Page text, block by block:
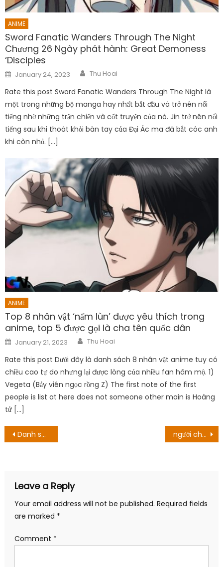
ANIME
Sword Fanatic Wanders Through The Night
Chương 26 Ngày phát hành: Great Demoness
‘Disciples
Posted
on
January 24, 2023 Author
Thu Hoai
Rate this post Sword Fanatic Wanders Through The Night là
một trong những bộ manga hay nhất bắt đầu và trở nên nổi
tiếng nhờ những trận chiến và cốt truyện của nó. Jin trở nên nổi
tiếng sau khi thoát khỏi bàn tay của Đại Ác ma đã bắt cóc anh
khi còn nhỏ. […]
ANIME
Top 8 nhân vật ‘nấm lùn’ được yêu thích trong
anime, top 5 được gọi là cha tên quốc dân
Posted
on
January 21, 2023 Author
Thu Hoai
Rate this post Dưới đây là danh sách 8 nhân vật anime tuy có
chiều cao tự do nhưng lại được lòng của nhiều fan hâm mộ. 1)
Vegeta (Bảy viên ngọc rồng Z) The first note of the first
people is list at here does not someone other main is Hoàng
tử […]
Post
Danh sách anime Netflix tháng 8/2022 đáng xem nhất! người chơi trai của Luisinha Oliveira là ai? Tiết lộ người chơi trai nổi tiếng kín đáo!
Leave a Reply
Your email address will not be published. Required fields
are marked *
Comment *